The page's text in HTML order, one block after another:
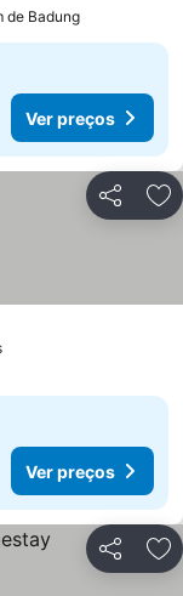
de Badung
Ver preços
Partilhar
Ver preços
Ver preços
Partilhar